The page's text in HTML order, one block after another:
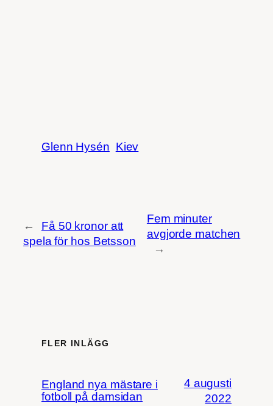
Glenn Hysén Kiev
←
Få 50 kronor att
spela för hos Betsson
Fem minuter
avgjorde matchen
→
FLER INLÄGG
England nya mästare i
fotboll på damsidan
4 augusti
2022